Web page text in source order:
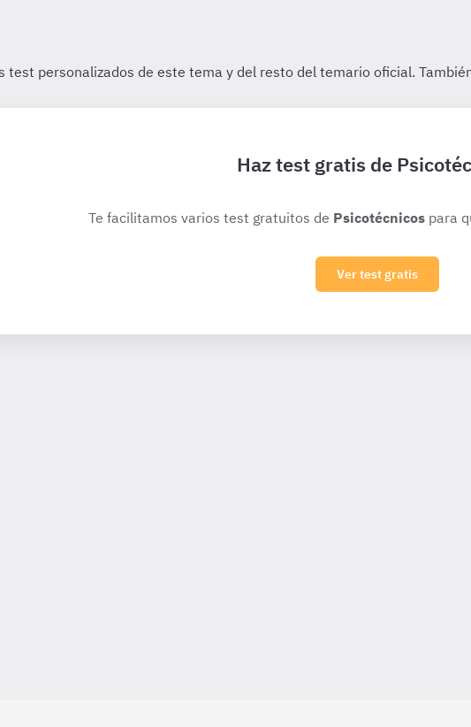
Haz test gratis de
Te facilitamos varios test gratuitos de Psicotécnicos para
Ver test gratis